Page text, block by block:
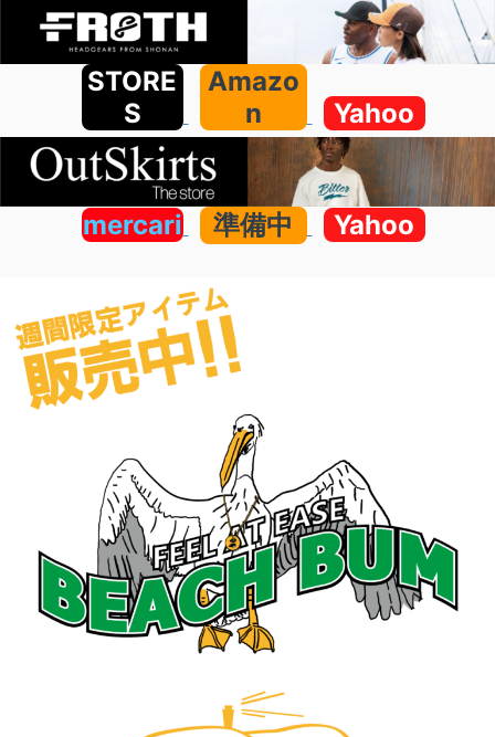
STORE
S
Amazo
n
Yahoo
mercari 準備中 Yahoo